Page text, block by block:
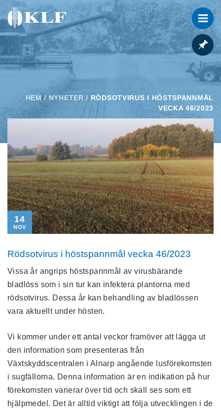
HEM /NYHETER / RÖDSOTVIRUS I HÖSTSPANNMÅL
VECKA 46/2023
14
NOV
Rödsotvirus i höstspannmål vecka 46/2023
Vissa år angrips höstspannmål av virusbärande
bladlöss som i sin tur kan infektera plantorna med
rödsotvirus. Dessa år kan behandling av bladlössen
vara aktuellt under hösten.
Vi kommer under ett antal veckor framöver att lägga ut
den information som presenteras från
Växtskyddscentralen i Alnarp angående lusförekomsten
i sugfällorna. Denna information är en indikation på hur
förekomsten varierar över tid och skall ses som ett
hjälpmedel. Det är alltid viktigt att följa utvecklingen i de